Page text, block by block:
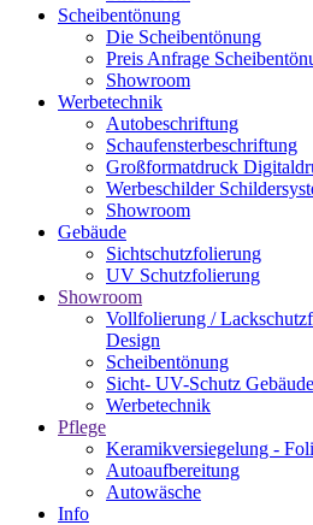
Scheibentönung
Die Scheibentönung
Preis Anfrage
Showroom
Werbetechnik
Autobeschriftung
Schaufensterbeschriftung
Großformatdruck
Werbeschilder
Showroom
Gebäude
Sichtschutzfolierung
UV Schutzfolierung
Showroom
Vollfolierung /
Design
Scheibentönung
Sicht- UV-Schutz Gebäude
Werbetechnik
Pflege
Keramikversiegelung -
Autoaufbereitung
Autowäsche
Info